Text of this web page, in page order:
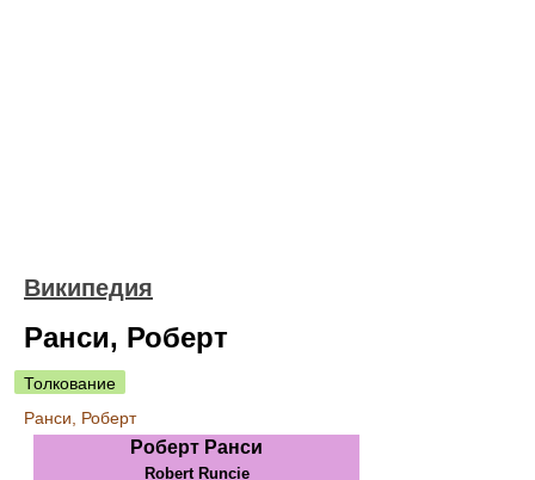
Википедия
Ранси, Роберт
Толкование
Ранси, Роберт
Роберт Ранси
Robert Runcie